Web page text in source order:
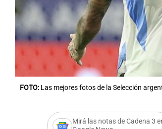
FOTO: Las mejores fotos de la Selección
Mirá las notas de Cadena 3